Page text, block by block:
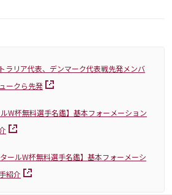
ラリア代表、デンマーク代表戦先発メンバ
ークら先発
ルW杯無料選手名鑑】基本フォーメーション
ールW杯無料選手名鑑】基本フォーメーシ
紹介